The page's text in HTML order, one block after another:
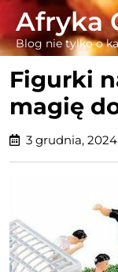
Skip
content
Afryka
Blog nie tylko o
Figurki
magię
3 grudnia, 2024